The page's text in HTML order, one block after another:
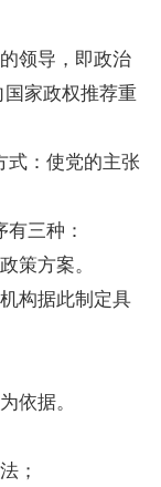
领导，即政治
家政权推荐重
：使党的主张
三种：
策方案。
构据此制定具
依据。
；